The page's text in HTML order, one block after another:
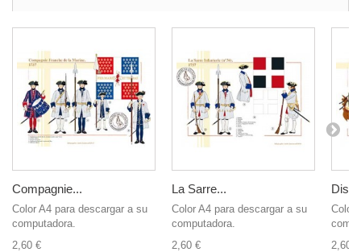
Compagnie...
Color A4 para descargar a su
computadora.
2,60 €
La Sarre...
Color A4 para descargar a su
computadora.
2,60 €
Color
2,60 €